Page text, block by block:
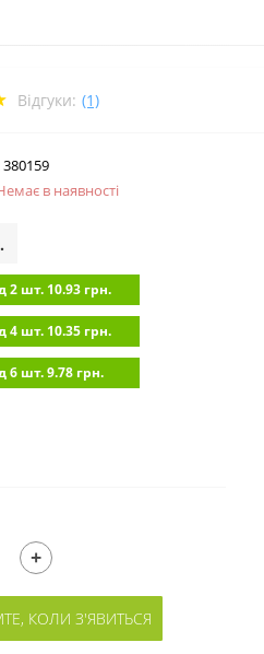
Відгуки: (1)
380159
в наявностi
2 шт. 10.93 грн.
4 шт. 10.35 грн.
6 шт. 9.78 грн.
+
КОЛИ З'ЯВИТЬСЯ